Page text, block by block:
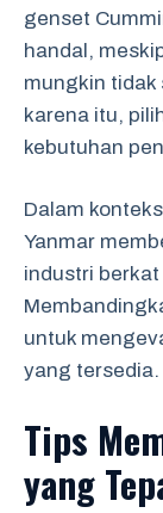
genset
handal,
mungkin tidak
karena itu,
kebutuhan
Dalam
Yanmar
industri
untuk
yang tersedia.
Tips
yang